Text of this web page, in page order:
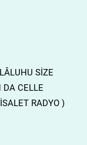
SİZE
DA CELLE
RADYO )